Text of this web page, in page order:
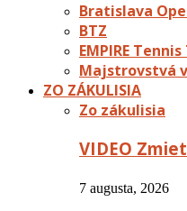
Bratislava
BTZ
EMPIRE
Majstrovstvá
ZO ZÁKULISIA
Zo zákulisia
VIDEO
7 augusta, 2026